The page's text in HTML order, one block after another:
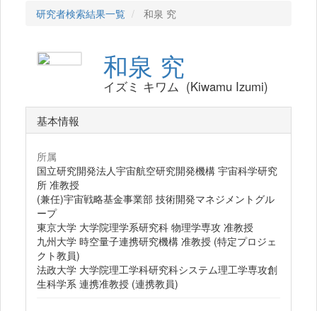
研究者検索結果一覧 和泉 究
和泉 究
イズミ キワム (Kiwamu Izumi)
基本情報
所属
国立研究開発法人宇宙航空研究開発機構 宇宙科学研究
所 准教授
(兼任)宇宙戦略基金事業部 技術開発マネジメントグル
ープ
東京大学 大学院理学系研究科 物理学専攻 准教授
九州大学 時空量子連携研究機構 准教授 (特定プロジェ
クト教員)
法政大学 大学院理工学科研究科システム理工学専攻創
生科学系 連携准教授 (連携教員)